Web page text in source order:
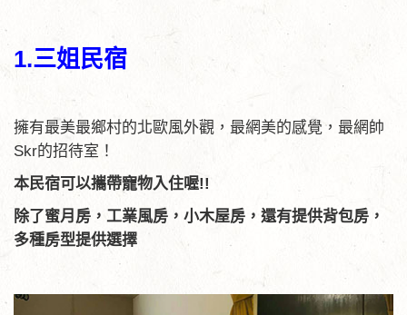
1.三姐民宿
擁有最美最鄉村的北歐風外觀，最網美的感覺，最網帥
Skr的招待室！
本民宿可以攜帶寵物入住喔!!
除了蜜月房，工業風房，小木屋房，還有提供背包房，
多種房型提供選擇